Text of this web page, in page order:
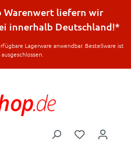
Warenwert liefern wir
innerhalb Deutschland!*
Lagerware anwendbar. Bestellware ist
ausgeschlossen.